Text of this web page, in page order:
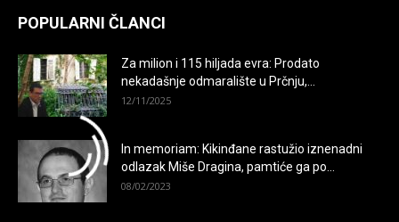
POPULARNI ČLANCI
Za milion i 115 hiljada evra: Prodato
nekadašnje odmaralište u Prčnju,...
12/11/2025
In memoriam: Kikinđane rastužio iznenadni
odlazak Miše Dragina, pamtiće ga po...
08/02/2023